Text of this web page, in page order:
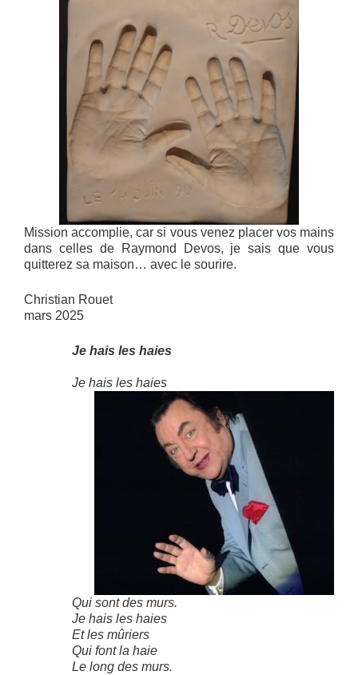
Mission accomplie, car si vous venez placer vos mains
dans celles de Raymond Devos, je sais que vous
quitterez sa maison… avec le sourire.
Christian Rouet
mars 2025
Je hais les haies
Je hais les haies
Qui sont des murs.
Je hais les haies
Et les mûriers
Qui font la haie
Le long des murs.